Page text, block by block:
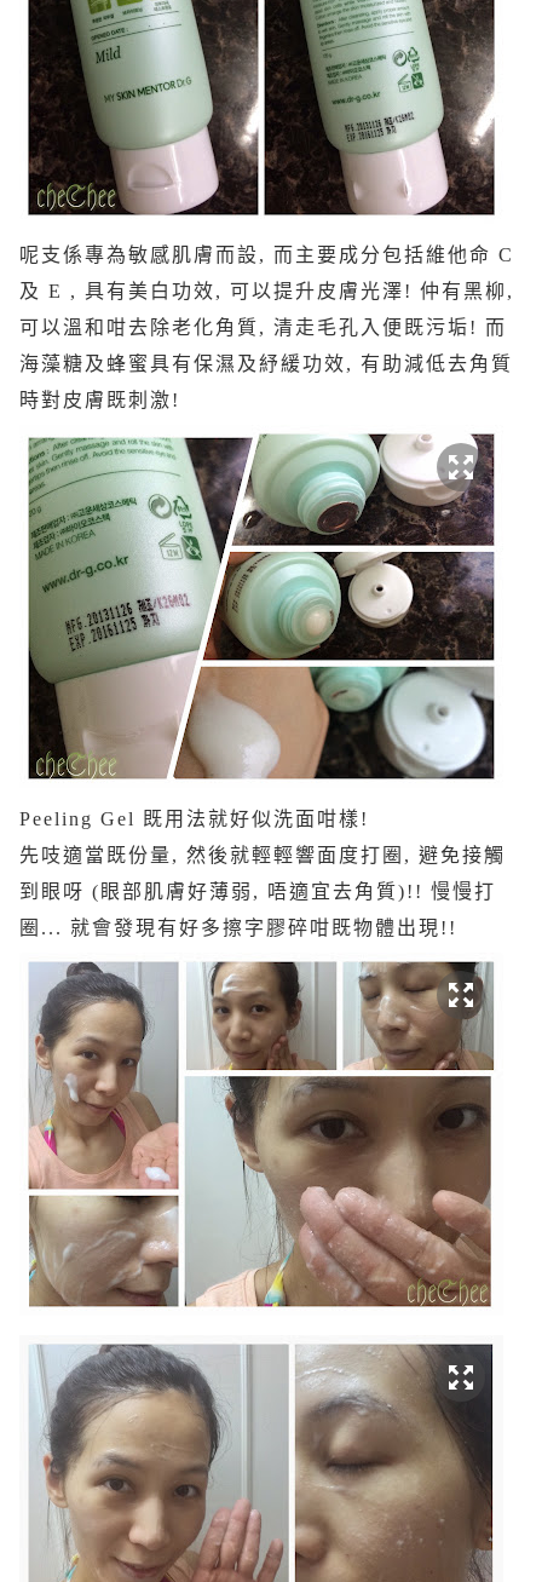
呢支係專為敏感肌膚而設, 而主要成分包括維他命 C
及 E , 具有美白功效, 可以提升皮膚光澤! 仲有黑柳,
可以溫和咁去除老化角質, 清走毛孔入便既污垢! 而
海藻糖及蜂蜜具有保濕及紓緩功效, 有助減低去角質
時對皮膚既刺激!
Peeling Gel 既用法就好似洗面咁樣!
先吱適當既份量, 然後就輕輕響面度打圈, 避免接觸
到眼呀 (眼部肌膚好薄弱, 唔適宜去角質)!! 慢慢打
圈... 就會發現有好多擦字膠碎咁既物體出現!!